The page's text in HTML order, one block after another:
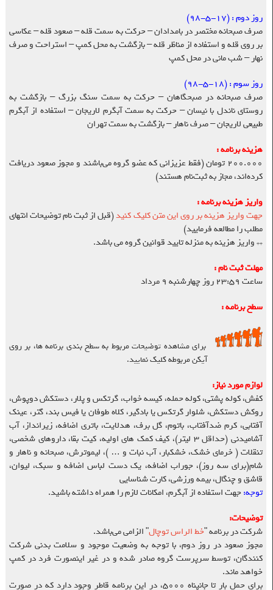
روز دوم : (۱۷-۵-۹۸)
صرف صبحانه مختصر در بامدادان – حرکت به سمت قله – صعود قله – عکاسی
بر روی قله و استفاده از مناظر قله – بازگشت به محل کمپ – استراحت و صرف
نهار – شب مانی در محل کمپ
روز سوم : (۱۸-۵-۹۸)
صرف صبحانه در صبحگاهان – حرکت به سمت سنگ بزرگ – بازگشت به
روستای ناندل با نیسان – حرکت به سمت آبگرم لاریجان – استفاده از آبگرم
طبیعی لاریجان – صرف ناهار – بازگشت به سمت تهران
هزینه برنامه :
۲۰۰.۰۰۰ تومان (فقط عزیزانی که عضو گروه می‌باشند و مجوز صعود دریافت
کرده‌اند، مجاز به ثبت‌نام هستند)
واریز هزینه برنامه :
جهت واریز هزینه بر روی این متن کلیک کنید(قبل از ثبت نام توضیحات انتهای
مطلب را مطالعه فرمایید)
** واریز هزینه به منزله تایید قوانین گروه می باشد.
مهلت ثبت نام :
ساعت ۲۳:۵۹ روز چهارشنبه ۹ مرداد
سطح برنامه :
برای مشاهده توضیحات مربوط به سطح بندی برنامه ها، بر روی
آیکن مربوطه کلیک نمایید.
لوازم مورد نیاز:
کفش، کوله پشتی، کوله حمله، کیسه خواب، گرتکس و پلار، دستکش دوپوش،
روکش دستکش، شلوار گرتکس یا بادگیر، کلاه طوفان یا فیس بند،‌ گتر، عینک
آفتابی، کرم ضدآفتاب، باتوم، گل برف، هدلایت، باتری اضافه، زیرانداز، آب
آشامیدنی (حداقل ۳ لیتر)، کیف کمک های اولیه، کیت بقا، داروهای شخصی،
تنقلات ( خرمای خشک، خشکبار، آب نبات و … )، لیموترش، صبحانه و ناهار و
شام(برای سه روز)، جوراب اضافه، یک دست لباس اضافه و سبک، لیوان،
قاشق و چنگال، بیمه ورزشی، کارت شناسایی
توجه:جهت استفاده از آبگرم، امکانات لازم را همراه داشته باشید.
توضیحات:
شرکت در برنامه "خط الراس توچال" الزامی می‌باشد.
مجوز صعود در روز دوم،‌ با توجه به وضعیت موجود و سلامت بدنی شرکت
کنندگان، توسط سرپرست گروه صادر شده و در غیر اینصورت فرد در کمپ
خواهد ماند.
برای حمل بار تا جانپناه ۵۰۰۰، در این برنامه قاطر وجود دارد که در صورت